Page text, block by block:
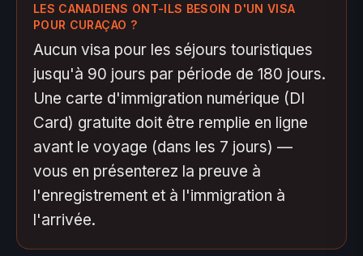
LES CANADIENS ONT-ILS BESOIN D'UN VISA
POUR CURAÇAO ?
Aucun visa pour les séjours touristiques
jusqu'à 90 jours par période de 180 jours.
Une carte d'immigration numérique (DI
Card) gratuite doit être remplie en ligne
avant le voyage (dans les 7 jours) —
vous en présenterez la preuve à
l'enregistrement et à l'immigration à
l'arrivée.